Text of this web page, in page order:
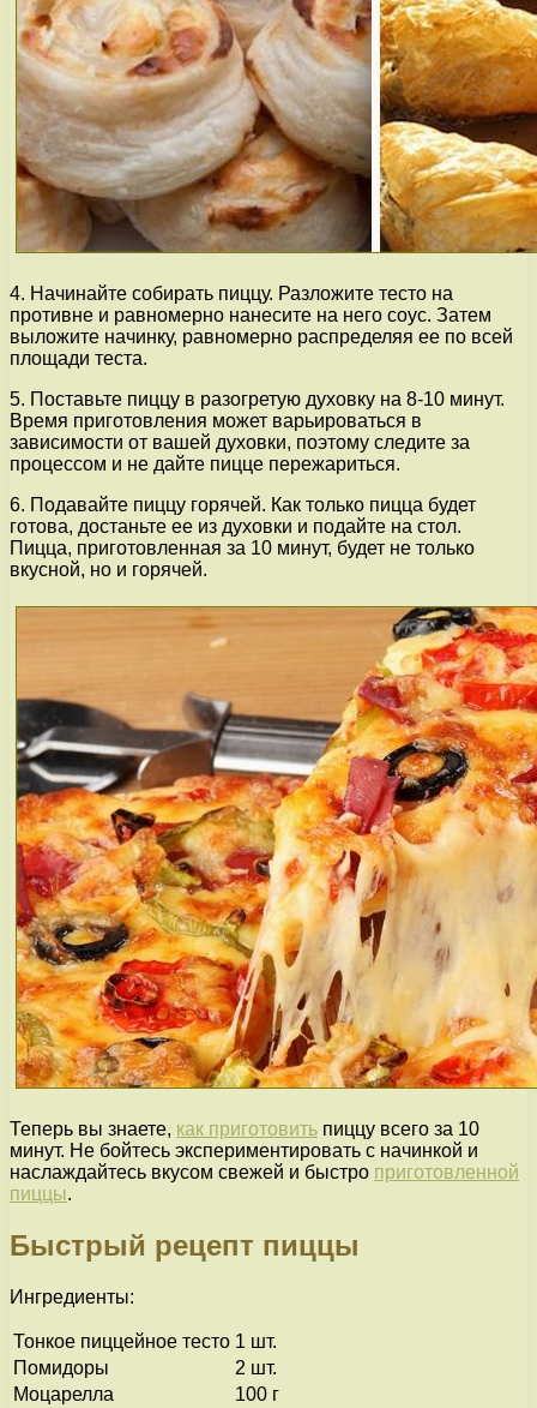
4. Начинайте собирать пиццу. Разложите тесто на
противне и равномерно нанесите на него соус. Затем
выложите начинку, равномерно распределяя ее по всей
площади теста.
5. Поставьте пиццу в разогретую духовку на 8-10 минут.
Время приготовления может варьироваться в
зависимости от вашей духовки, поэтому следите за
процессом и не дайте пицце пережариться.
6. Подавайте пиццу горячей. Как только пицца будет
готова, достаньте ее из духовки и подайте на стол.
Пицца, приготовленная за 10 минут, будет не только
вкусной, но и горячей.
Теперь вы знаете, как приготовить пиццу всего за 10
минут. Не бойтесь экспериментировать с начинкой и
наслаждайтесь вкусом свежей и быстро приготовленной
пиццы.
Быстрый рецепт пиццы
Ингредиенты:
Тонкое пиццейное тесто 1 шт.
Помидоры
2 шт.
Моцарелла
100 г